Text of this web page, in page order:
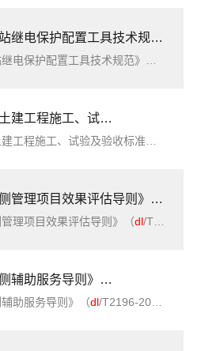
技术规范》（GB/T34121-2017）【全文附高清无水印PDF+Word版下载】
准表式第3部分：验收》【全文附高清PDF+Word版表格下载】
管理项目效果评估导则》（
管理项目效果评估导则》（dl/T1330-2014）【全文附高清无水印PDF+Word版下载】英文名称：Effect evaluation guidelines for power demand side management program简介：本导则规定了电力需求侧管理项目效果评估的基本原则、方法和程序
辅助服务导则》（
辅助服务导则》（dl/T2196-2020）【全文附高清无水印PDF+Word版下载】英文名称：Guidelines for ancillary services in power demand side简介：本文件规定了电力需求侧辅助服务总体要求、技术要求、组织实施、考核与评价要求。本文件适用于电力需求侧